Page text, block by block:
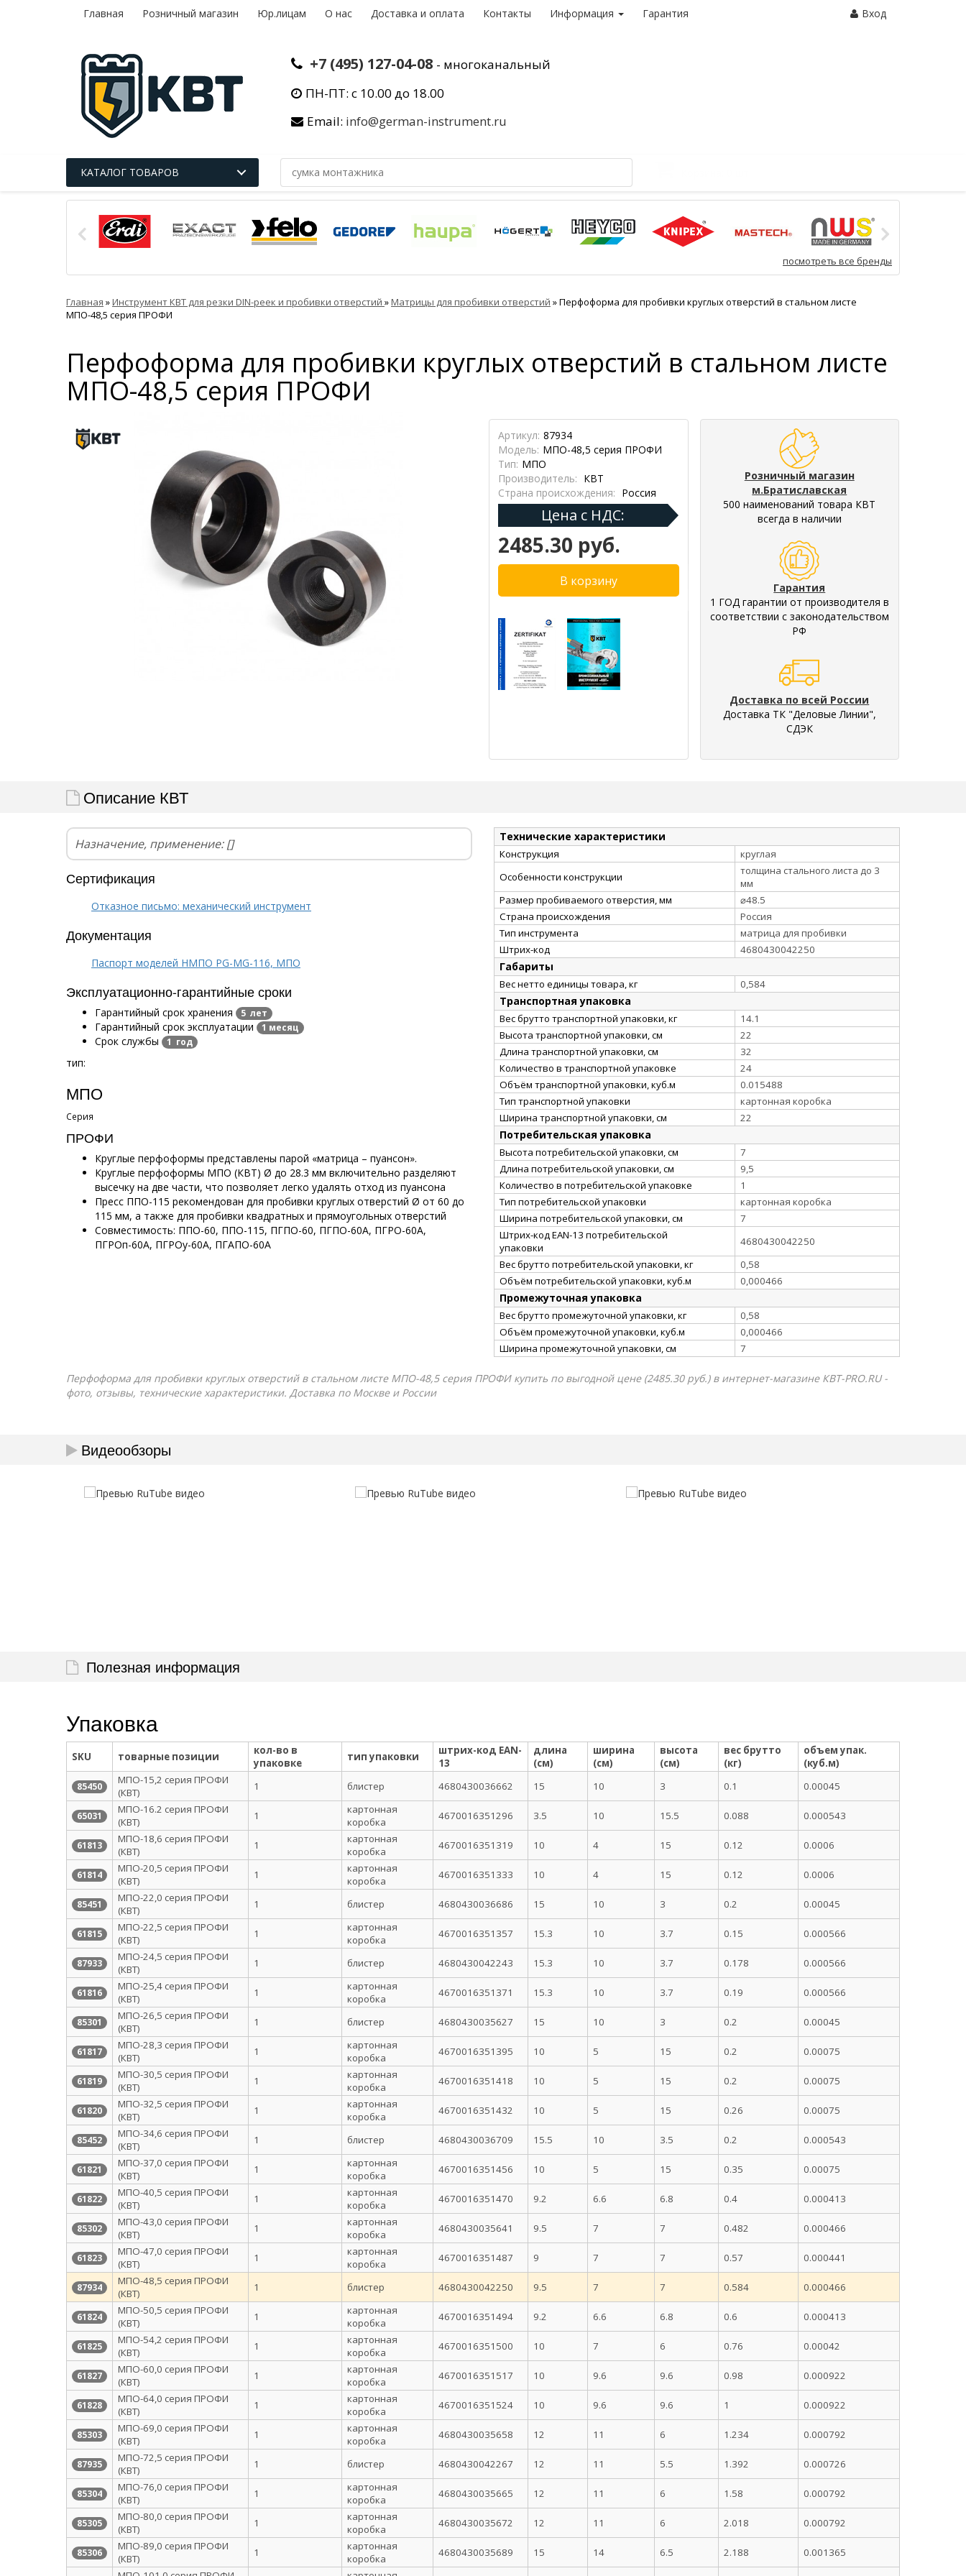
Главная Розничный магазин Юр.лицам О нас Доставка и оплата Контакты Информация Гарантия Вход
+7 (495) 127-04-08 - многоканальный
ПН-ПТ: с 10.00 до 18.00
Email: info@german-instrument.ru
КАТАЛОГ ТОВАРОВ
посмотреть все бренды
Главная »Инструмент КВТ для резки DIN-реек и пробивки отверстий »Матрицы для пробивки отверстий »Перфоформа для пробивки круглых отверстий в стальном листе
МПО-48,5 серия ПРОФИ
Перфоформа для пробивки круглых отверстий в стальном листе
МПО-48,5 серия ПРОФИ
Артикул: 87934
Модель: МПО-48,5 серия ПРОФИ
Тип: МПО
Производитель: КВТ
Страна происхождения: Россия
Цена с НДС:
2485.30 руб.
Розничный магазин
м.Братиславская
500 наименований товара КВТ
всегда в наличии
Гарантия
1 ГОД гарантии от производителя в
соответствии с законодательством
РФ
Доставка по всей России
Доставка ТК "Деловые Линии",
СДЭК
Описание КВТ
Назначение, применение: []
Сертификация
Отказное письмо: механический инструмент
Документация
Паспорт моделей НМПО PG-MG-116, МПО
Эксплуатационно-гарантийные сроки
Гарантийный срок хранения 5 лет
Гарантийный срок эксплуатации 1 месяц
Срок службы 1 год
тип:
МПО
Серия
ПРОФИ
Круглые перфоформы представлены парой «матрица – пуансон».
Круглые перфоформы МПО (КВТ) Ø до 28.3 мм включительно разделяют
высечку на две части, что позволяет легко удалять отход из пуансона
Пресс ППО-115 рекомендован для пробивки круглых отверстий Ø от 60 до
115 мм, а также для пробивки квадратных и прямоугольных отверстий
Совместимость: ППО-60, ППО-115, ПГПО-60, ПГПО-60А, ПГРО-60А,
ПГРОп-60А, ПГРОу-60А, ПГАПО-60А
Технические характеристики
Конструкция
круглая
Особенности конструкции
толщина стального листа до 3
мм
Размер пробиваемого отверстия, мм
⌀48.5
Страна происхождения
Россия
Тип инструмента
матрица для пробивки
Штрих-код
4680430042250
Габариты
Вес нетто единицы товара, кг 0,584
Транспортная упаковка
Вес брутто транспортной упаковки, кг
14.1
Высота транспортной упаковки, см
22
Длина транспортной упаковки, см
32
Количество в транспортной упаковке
24
Объём транспортной упаковки, куб.м
0.015488
Тип транспортной упаковки
картонная коробка
Ширина транспортной упаковки, см
22
Потребительская упаковка
Высота потребительской упаковки, см
7
Длина потребительской упаковки, см
9,5
Количество в потребительской упаковке
1
Тип потребительской упаковки
картонная коробка
Ширина потребительской упаковки, см
7
Штрих-код EAN-13 потребительской
упаковки
4680430042250
Вес брутто потребительской упаковки, кг
0,58
Объём потребительской упаковки, куб.м
0,000466
Промежуточная упаковка
Вес брутто промежуточной упаковки, кг
0,58
Объём промежуточной упаковки, куб.м
0,000466
Ширина промежуточной упаковки, см
7
Перфоформа для пробивки круглых отверстий в стальном листе МПО-48,5 серия ПРОФИ купить по выгодной цене (2485.30 руб.) в интернет-магазине КВТ-PRO.RU -
фото, отзывы, технические характеристики. Доставка по Москве и России
Видеообзоры
Полезная информация
Упаковка
SKU товарные позиции
кол-во в
упаковке
тип упаковки
штрих-код EAN-
13
длина
(см)
ширина
(см)
высота
(см)
вес брутто
(кг)
объем упак.
(куб.м)
85450
МПО-15,2 серия ПРОФИ
(КВТ)
1 блистер 4680430036662 15 10 3 0.1 0.00045
65031
МПО-16.2 серия ПРОФИ
(КВТ)
1
картонная
коробка
4670016351296 3.5 10 15.5 0.088 0.000543
61813
МПО-18,6 серия ПРОФИ
(КВТ)
1
картонная
коробка
4670016351319 10 4 15 0.12 0.0006
61814
МПО-20,5 серия ПРОФИ
(КВТ)
1
картонная
коробка
4670016351333 10 4 15 0.12 0.0006
85451
МПО-22,0 серия ПРОФИ
(КВТ)
1 блистер 4680430036686 15 10 3 0.2 0.00045
61815
МПО-22,5 серия ПРОФИ
(КВТ)
1
картонная
коробка
4670016351357 15.3 10 3.7 0.15 0.000566
87933
МПО-24,5 серия ПРОФИ
(КВТ)
1 блистер 4680430042243 15.3 10 3.7 0.178 0.000566
61816
МПО-25,4 серия ПРОФИ
(КВТ)
1
картонная
коробка
4670016351371 15.3 10 3.7 0.19 0.000566
85301
МПО-26,5 серия ПРОФИ
(КВТ)
1 блистер 4680430035627 15 10 3 0.2 0.00045
61817
МПО-28,3 серия ПРОФИ
(КВТ)
1
картонная
коробка
4670016351395 10 5 15 0.2 0.00075
61819
МПО-30,5 серия ПРОФИ
(КВТ)
1
картонная
коробка
4670016351418 10 5 15 0.2 0.00075
61820
МПО-32,5 серия ПРОФИ
(КВТ)
1
картонная
коробка
4670016351432 10 5 15 0.26 0.00075
85452
МПО-34,6 серия ПРОФИ
(КВТ)
1 блистер 4680430036709 15.5 10 3.5 0.2 0.000543
61821
МПО-37,0 серия ПРОФИ
(КВТ)
1
картонная
коробка
4670016351456 10 5 15 0.35 0.00075
61822
МПО-40,5 серия ПРОФИ
(КВТ)
1
картонная
коробка
4670016351470 9.2 6.6 6.8 0.4 0.000413
85302
МПО-43,0 серия ПРОФИ
(КВТ)
1
картонная
коробка
4680430035641 9.5 7 7 0.482 0.000466
61823
МПО-47,0 серия ПРОФИ
(КВТ)
1
картонная
коробка
4670016351487 9 7 7 0.57 0.000441
87934
МПО-48,5 серия ПРОФИ
(КВТ)
1 блистер 4680430042250 9.5 7 7 0.584 0.000466
61824
МПО-50,5 серия ПРОФИ
(КВТ)
1
картонная
коробка
4670016351494 9.2 6.6 6.8 0.6 0.000413
61825
МПО-54,2 серия ПРОФИ
(КВТ)
1
картонная
коробка
4670016351500 10 7 6 0.76 0.00042
61827
МПО-60,0 серия ПРОФИ
(КВТ)
1
картонная
коробка
4670016351517 10 9.6 9.6 0.98 0.000922
61828
МПО-64,0 серия ПРОФИ
(КВТ)
1
картонная
коробка
4670016351524 10 9.6 9.6 1 0.000922
85303
МПО-69,0 серия ПРОФИ
(КВТ)
1
картонная
коробка
4680430035658 12 11 6 1.234 0.000792
87935
МПО-72,5 серия ПРОФИ
(КВТ)
1 блистер 4680430042267 12 11 5.5 1.392 0.000726
85304
МПО-76,0 серия ПРОФИ
(КВТ)
1
картонная
коробка
4680430035665 12 11 6 1.58 0.000792
85305
МПО-80,0 серия ПРОФИ
(КВТ)
1
картонная
коробка
4680430035672 12 11 6 2.018 0.000792
85306
МПО-89,0 серия ПРОФИ
(КВТ)
1
картонная
коробка
4680430035689 15 14 6.5 2.188 0.001365